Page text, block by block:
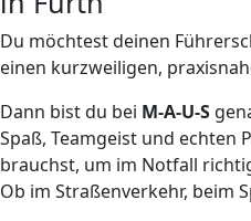
Du möchtest deinen
einen kurzweiligen,
Dann bist du bei M-A-U-S
Spaß, Teamgeist und echten
brauchst, um im Notfall
Ob im Straßenverkehr, beim